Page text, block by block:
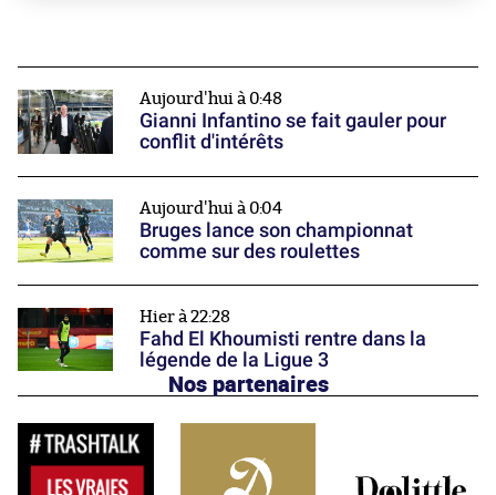
Aujourd'hui à 0:48
Gianni Infantino se fait gauler pour
conflit d'intérêts
Aujourd'hui à 0:04
Bruges lance son championnat
comme sur des roulettes
Hier à 22:28
Fahd El Khoumisti rentre dans la
légende de la Ligue 3
Nos partenaires